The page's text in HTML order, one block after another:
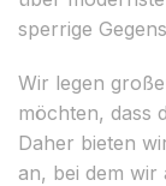
sperrige
Wir legen
möchten, dass
Daher bieten
an, bei dem wir